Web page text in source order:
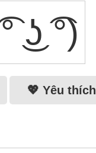
͜ʖ ͡°)
💖 Yêu thích